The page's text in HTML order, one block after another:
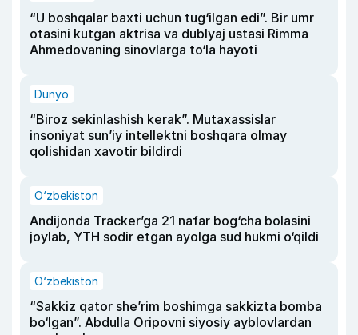
“U boshqalar baxti uchun tug‘ilgan edi”. Bir umr
otasini kutgan aktrisa va dublyaj ustasi Rimma
Ahmedovaning sinovlarga to‘la hayoti
Dunyo
“Biroz sekinlashish kerak”. Mutaxassislar
insoniyat sun’iy intellektni boshqara olmay
qolishidan xavotir bildirdi
O‘zbekiston
Andijonda Tracker’ga 21 nafar bog‘cha bolasini
joylab, YTH sodir etgan ayolga sud hukmi o‘qildi
O‘zbekiston
“Sakkiz qator she’rim boshimga sakkizta bomba
bo‘lgan”. Abdulla Oripovni siyosiy ayblovlardan